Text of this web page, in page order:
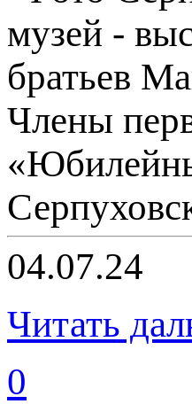
Члены
04.07.24
Читать
0